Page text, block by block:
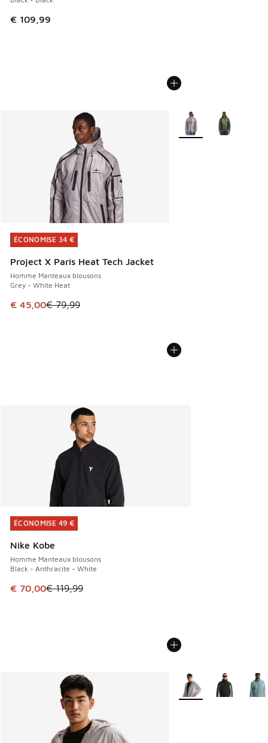
€ 109,99
ÉCONOMISE 34 €
Project X Paris Heat Tech Jacket
Homme Manteaux blousons
Grey - White Heat
Cet article est en promotion. Prix en baisse de € 79,99 à
€ 45,00€ 79,99
ÉCONOMISE 34 €
Plus de couleurs
ÉCONOMISE 49 €
Nike Kobe
Homme Manteaux blousons
Black - Anthracite - White
Cet article est en promotion. Prix en baisse de € 119,99 à
€ 70,00€ 119,99
ÉCONOMISE 49 €
Plus de couleurs